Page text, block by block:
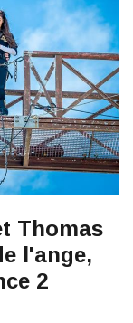
Thomas
l'ange,
2